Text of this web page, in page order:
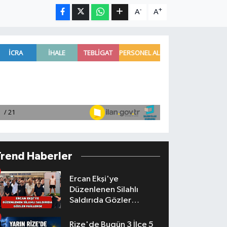
A- A+
Haberler
Ercan Ekşi'ye
Düzenlenen Silahlı
Saldırıda Gözler
Rize'de Bugün 3 İlçe 5